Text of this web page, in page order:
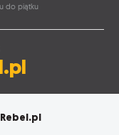
do piątku